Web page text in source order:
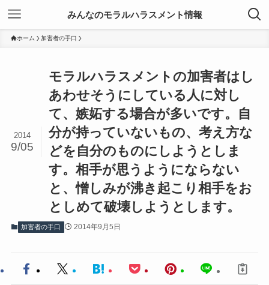
みんなのモラルハラスメント情報
ホーム 加害者の手口
モラルハラスメントの加害者はし
あわせそうにしている人に対し
て、嫉妬する場合が多いです。自
分が持っていないもの、考え方な
どを自分のものにしようとしま
す。相手が思うようにならない
と、憎しみが沸き起こり相手をお
としめて破壊しようとします。
2014
9/05
加害者の手口 2014年9月5日